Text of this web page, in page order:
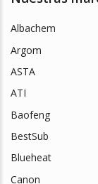
Albachem
Argom
ASTA
ATI
Baofeng
BestSub
Blueheat
Canon